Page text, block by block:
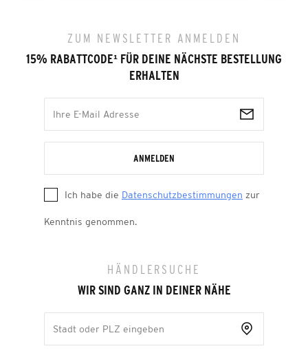
ZUM NEWSLETTER ANMELDEN
15% RABATTCODE¹ FÜR DEINE NÄCHSTE BESTELLUNG
ERHALTEN
ANMELDEN
Ich habe die Datenschutzbestimmungen zur
Kenntnis genommen.
HÄNDLERSUCHE
WIR SIND GANZ IN DEINER NÄHE